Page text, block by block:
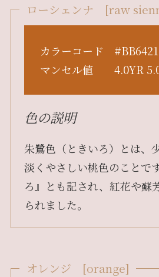
ローシェンナ [raw
カラーコード #BB6421
マンセル値 4.0YR
色の説明
朱鷺色（ときいろ）とは、
淡くやさしい桃色のことで
ろ』とも記され、紅花や蘇
られました。
オレンジ [orange]